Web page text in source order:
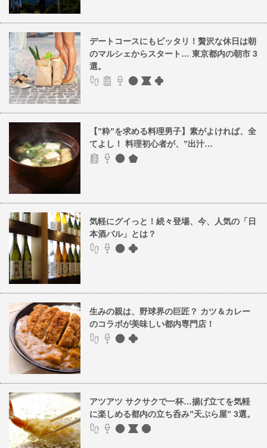
デートコースにもピッタリ！贅沢な休日は朝
のマルシェからスタート… 東京都内の朝市 3
選。
【”粋”を求める料理男子】素がよければ、全
てよし！ 料理初心者が、”出汁…
気軽にグイっと！続々登場、今、人気の「日
本酒バル」とは？
生みの親は、野球界の巨匠？ カツ＆カレー
のコラボが美味しい都内専門店！
アツアツ サクサクで一杯…揚げ立てを気軽
に楽しめる都内の立ち呑み”天ぷら屋” 3選。